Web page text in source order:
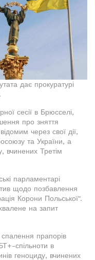
дає прокуратурі
сесії в Брюсселі,
про зняття
через свої дії,
та України, а
вчинених Третім
парламентарі
щодо позбавлення
Корони Польської".
на запит
прапорів
спільноти в
геноциду, вчинених